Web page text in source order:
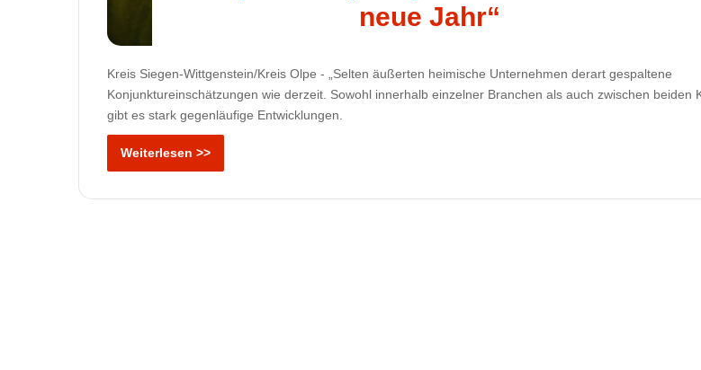
neue Jahr“
Kreis Siegen-Wittgenstein/Kreis Olpe - „Selten äußerten heimische Unternehmen derart gespaltene
Konjunktureinschätzungen wie derzeit. Sowohl innerhalb einzelner Branchen als auch zwischen beiden
gibt es stark gegenläufige Entwicklungen.
Weiterlesen >>